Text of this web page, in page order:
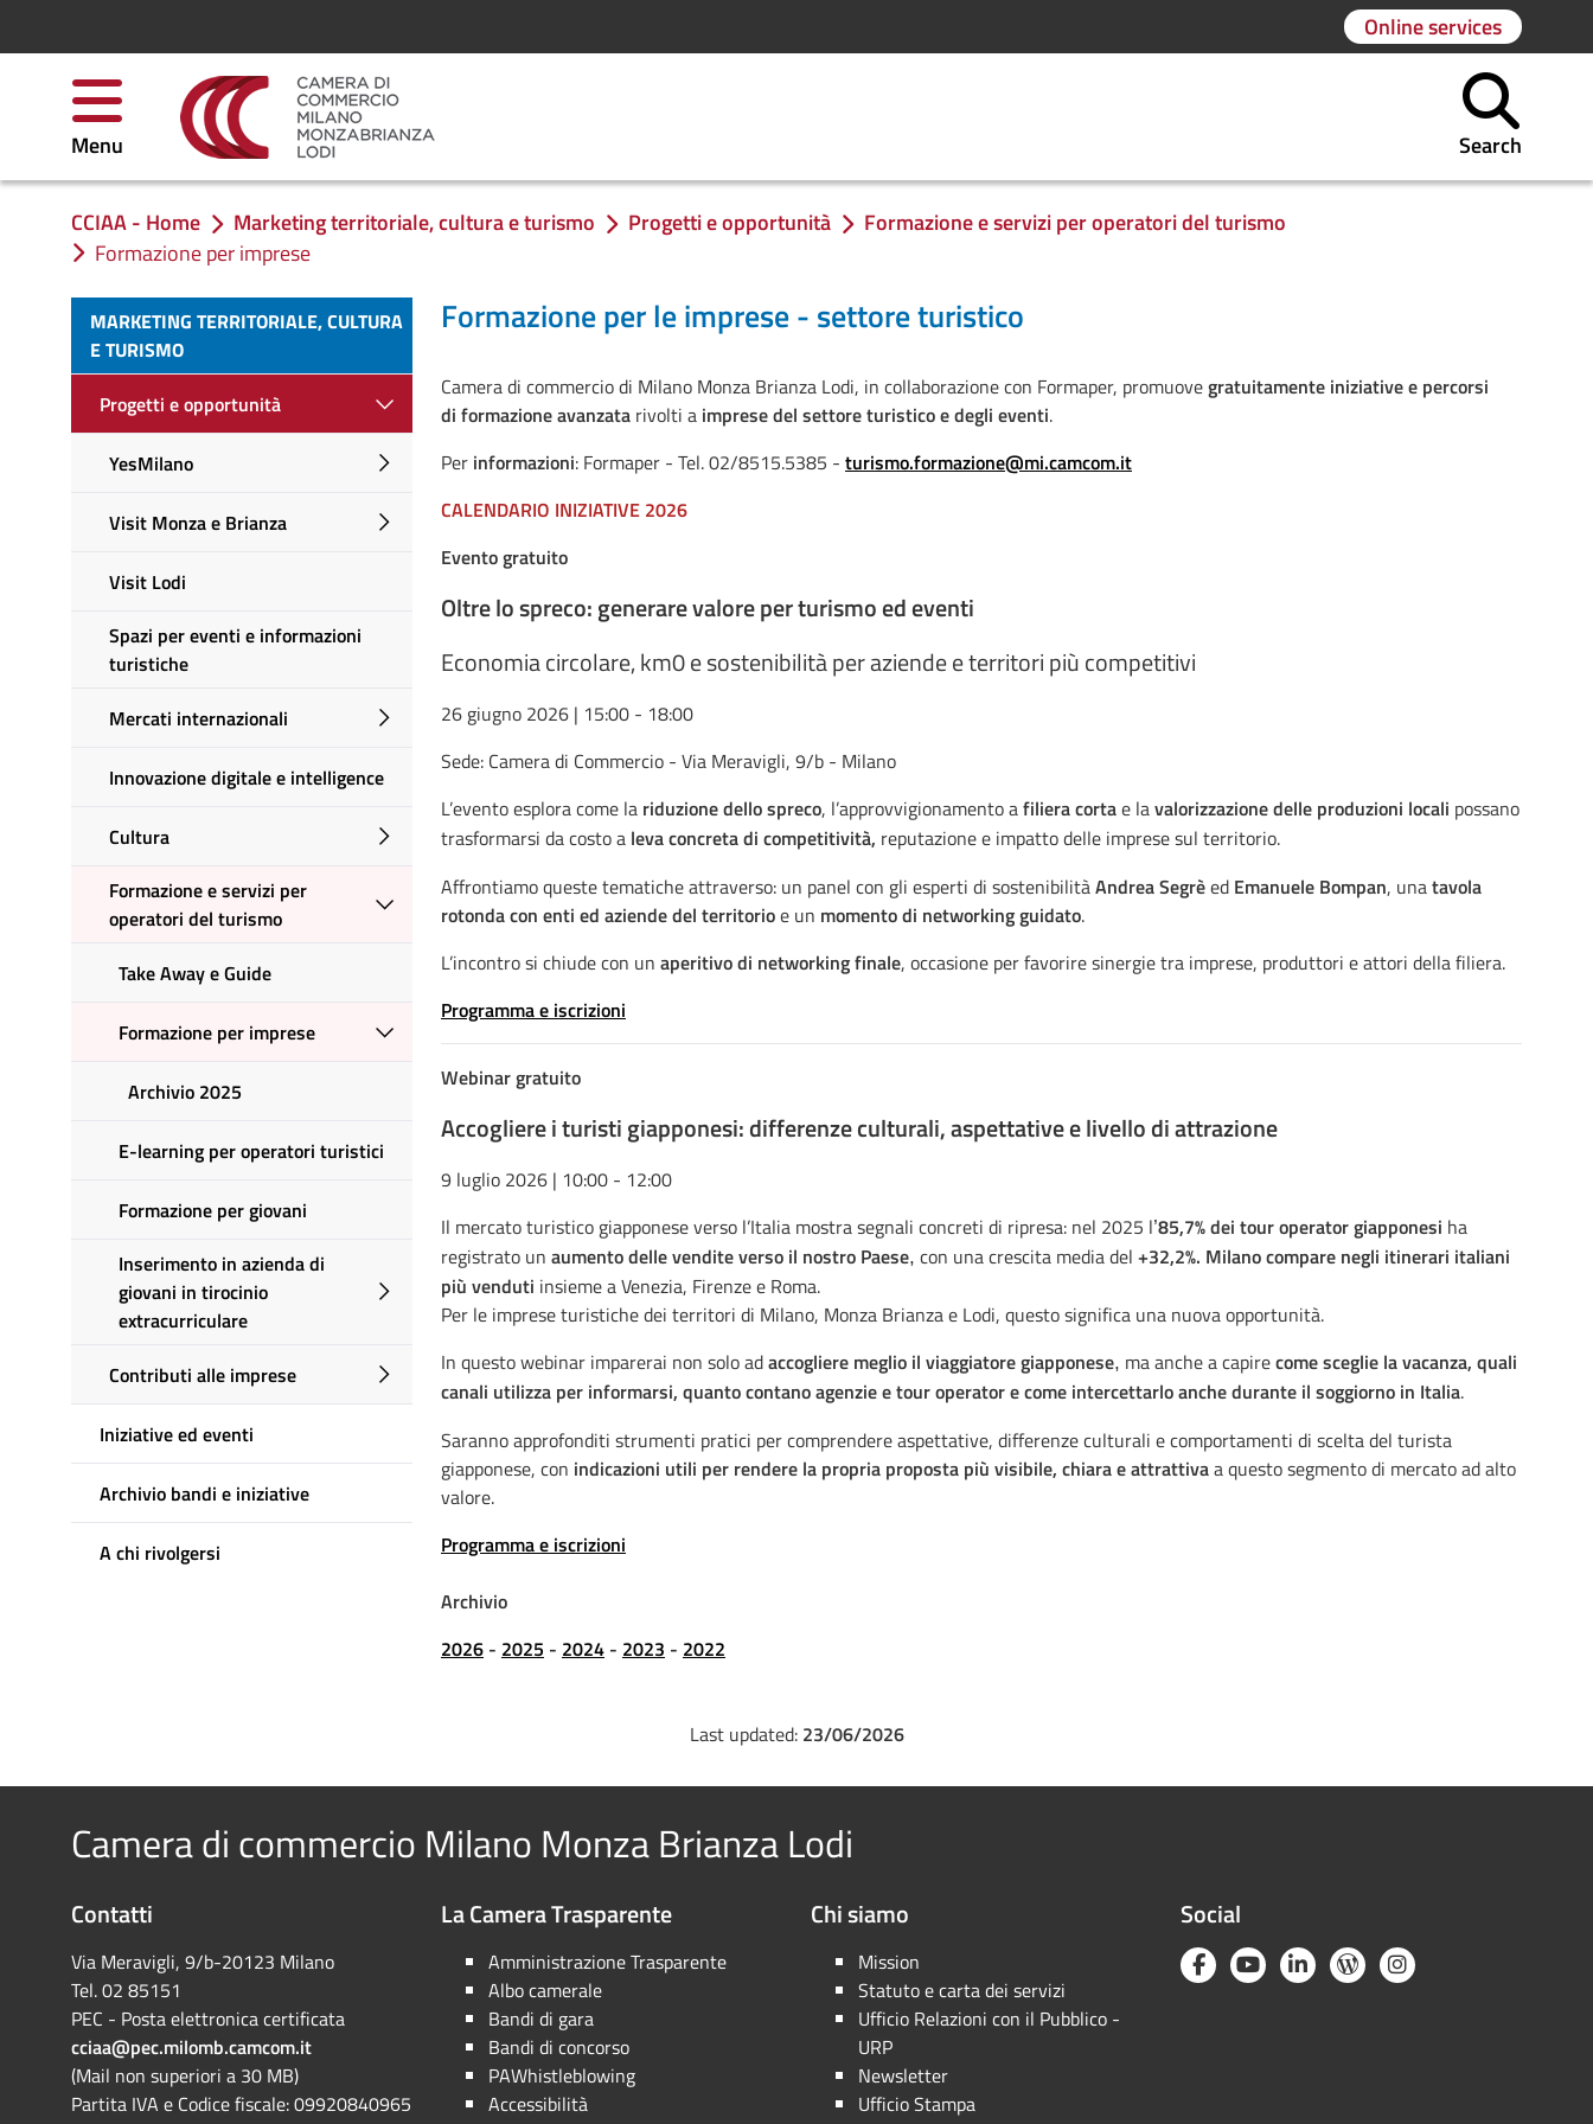
Online services
Menu Search
You are in:
CCIAA - Home Marketing territoriale, cultura e turismo Progetti e opportunità
Formazione e servizi per operatori del turismo
Formazione per imprese
MARKETING TERRITORIALE, CULTURA
E TURISMO
Progetti e opportunità
YesMilano
Visit Monza e Brianza
Visit Lodi
Spazi per eventi e informazioni
turistiche
Mercati internazionali
Innovazione digitale e intelligence
Cultura
Formazione e servizi per
operatori del turismo
Take Away e Guide
Formazione per imprese
Archivio 2025
E-learning per operatori turistici
Formazione per giovani
Inserimento in azienda di
giovani in tirocinio
extracurriculare
Contributi alle imprese
Iniziative ed eventi
Archivio bandi e iniziative
A chi rivolgersi
Formazione per le imprese - settore turistico
Camera di commercio di Milano Monza Brianza Lodi, in collaborazione con Formaper, promuovegratuitamente iniziative e percorsi
di formazione avanzata rivolti a imprese del settore turistico e degli eventi.
Per informazioni: Formaper - Tel. 02/8515.5385 - turismo.formazione@mi.camcom.it
CALENDARIO INIZIATIVE 2026
Evento gratuito
Oltre lo spreco: generare valore per turismo ed eventi
Economia circolare, km0 e sostenibilità per aziende e territori più competitivi
26 giugno 2026 | 15:00 - 18:00
Sede: Camera di Commercio - Via Meravigli, 9/b - Milano
L’evento esplora come la riduzione dello spreco, l’approvvigionamento afiliera cortae lavalorizzazione delle produzioni locali possano
trasformarsi da costo a leva concreta di competitività, reputazione e impatto delle imprese sul territorio.
Affrontiamo queste tematiche attraverso: un panel con gli esperti di sostenibilitàAndrea Segrèed Emanuele Bompan, unatavola
rotonda con enti ed aziende del territorioe un momento di networking guidato.
L’incontro si chiude con un aperitivo di networking finale, occasione per favorire sinergie tra imprese, produttori e attori della filiera.
Programma e iscrizioni
Webinar gratuito
Accogliere i turisti giapponesi: differenze culturali, aspettative e livello di attrazione
9 luglio 2026 | 10:00 - 12:00
Il mercato turistico giapponese verso l’Italia mostra segnali concreti di ripresa: nel 2025 l’85,7% dei tour operator giapponesi ha
registrato un aumento delle vendite verso il nostro Paese, con una crescita media del +32,2%. Milano compare negli itinerari italiani
più venduti insieme a Venezia, Firenze e Roma.
Per le imprese turistiche dei territori di Milano, Monza Brianza e Lodi, questo significa una nuova opportunità.
In questo webinar imparerai non solo adaccogliere meglio il viaggiatore giapponese, ma anche a capirecome sceglie la vacanza, quali
canali utilizza per informarsi, quanto contano agenzie e tour operator e come intercettarlo anche durante il soggiorno in Italia.
Saranno approfonditi strumenti pratici per comprendere aspettative, differenze culturali e comportamenti di scelta del turista
giapponese, con indicazioni utili per rendere la propria proposta più visibile, chiara e attrattivaa questo segmento di mercato ad alto
valore.
Programma e iscrizioni
Archivio
2026 - 2025 - 2024 - 2023 - 2022
Last updated: 23/06/2026
Camera di commercio Milano Monza Brianza Lodi
Contatti
Via Meravigli, 9/b-20123 Milano
Tel. 02 85151
PEC - Posta elettronica certificata
cciaa@pec.milomb.camcom.it
(Mail non superiori a 30 MB)
Partita IVA e Codice fiscale: 09920840965
La Camera Trasparente
Amministrazione Trasparente
Albo camerale
Bandi di gara
Bandi di concorso
PAWhistleblowing
Accessibilità
Chi siamo
Mission
Statuto e carta dei servizi
Ufficio Relazioni con il Pubblico -
URP
Newsletter
Ufficio Stampa
Social